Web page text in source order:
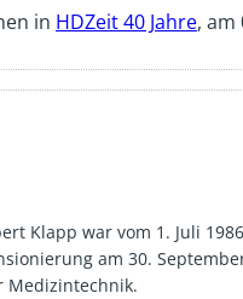
in HDZeit 40 Jahre, am
Klapp war vom 1. Juli
am 30.
Medizintechnik.